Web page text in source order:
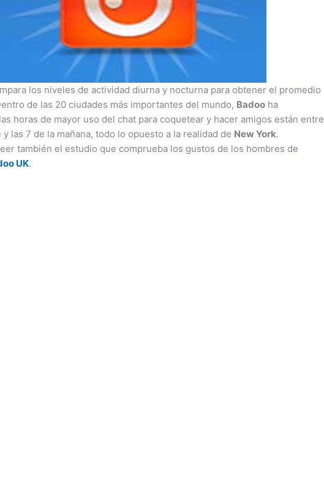
los niveles de actividad diurna y nocturna para obtener el promedio
de las 20 ciudades más importantes del mundo, Badoo ha
horas de mayor uso del chat para coquetear y hacer amigos están entre
y las 7 de la mañana, todo lo opuesto a la realidad de New York.
también el estudio que comprueba los gustos de los hombres de
UK.